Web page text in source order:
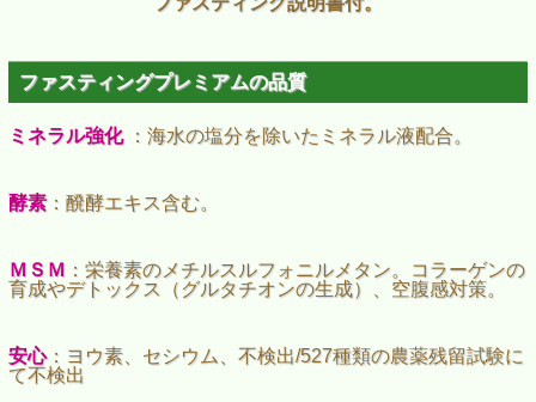
ファスティングプレミアムの品質
ミネラル強化：海水の塩分を除いたミネラル液配合。
酵素：醗酵エキス含む。
ＭＳＭ ：栄養素のメチルスルフォニルメタン。コラーゲンの
育成やデトックス（グルタチオンの生成）、空腹感対策。
安心：ヨウ素、セシウム、不検出/527種類の農薬残留試験に
て不検出